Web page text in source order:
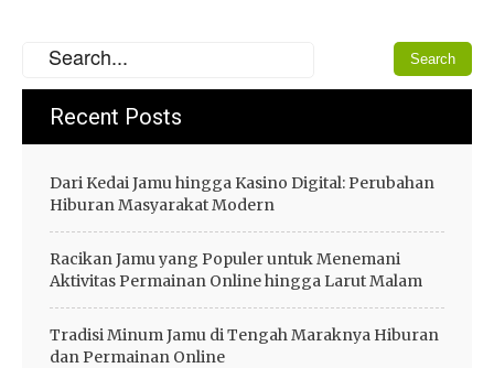
Recent Posts
Dari Kedai Jamu hingga Kasino Digital: Perubahan
Hiburan Masyarakat Modern
Racikan Jamu yang Populer untuk Menemani
Aktivitas Permainan Online hingga Larut Malam
Tradisi Minum Jamu di Tengah Maraknya Hiburan
dan Permainan Online